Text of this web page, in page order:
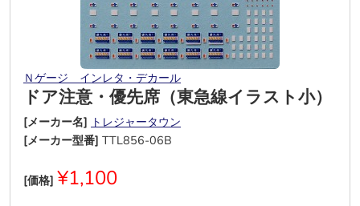
Ｎゲージ インレタ・デカール
ドア注意・優先席（東急線イラスト小）
[メーカー名] トレジャータウン
[メーカー型番] TTL856-06B
[価格] ¥1,100